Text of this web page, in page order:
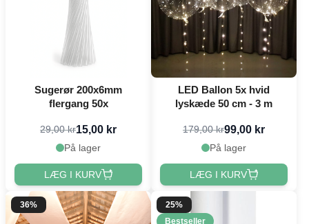
Sugerør 200x6mm
flergang 50x
29,00 kr15,00 kr
På lager
LÆG I KURV
LED Ballon 5x hvid
lyskæde 50 cm - 3 m
179,00 kr99,00 kr
På lager
LÆG I KURV
36%
25%
Bestseller